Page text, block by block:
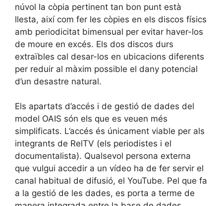
núvol la còpia pertinent tan bon punt està
llesta, així com fer les còpies en els discos físics
amb periodicitat bimensual per evitar haver-los
de moure en excés. Els dos discos durs
extraïbles cal desar-los en ubicacions diferents
per reduir al màxim possible el dany potencial
d’un desastre natural.
Els apartats d’accés i de gestió de dades del
model OAIS són els que es veuen més
simplificats. L’accés és únicament viable per als
integrants de RelTV (els periodistes i el
documentalista). Qualsevol persona externa
que vulgui accedir a un vídeo ha de fer servir el
canal habitual de difusió, el YouTube. Pel que fa
a la gestió de les dades, es porta a terme de